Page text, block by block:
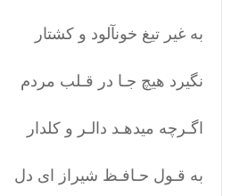
به غیر تیغ خون‏آلود و کشتار
نگیرد هیچ جـا در قـلب مردم
اگـرچه می‏دهـد دالـر و کلدار
به قـول حـافـظ شیراز ای دل